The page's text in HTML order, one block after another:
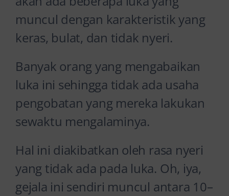
muncul dengan karakteristik yang
keras, bulat, dan tidak nyeri.
Banyak orang yang mengabaikan
luka ini sehingga tidak ada usaha
pengobatan yang mereka lakukan
sewaktu mengalaminya.
Hal ini diakibatkan oleh rasa nyeri
yang tidak ada pada luka. Oh, iya,
gejala ini sendiri muncul antara 10–